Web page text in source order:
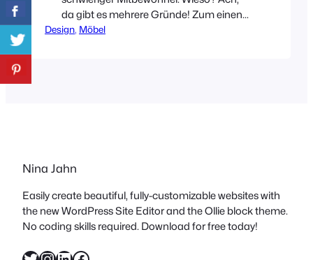
da gibt es mehrere Gründe! Zum einen
ist es riesig (2,80m) und zum anderen
Design, Möbel
Nina Jahn
Easily create beautiful, fully-customizable websites with
the new WordPress Site Editor and the Ollie block theme.
No coding skills required. Download for free today!